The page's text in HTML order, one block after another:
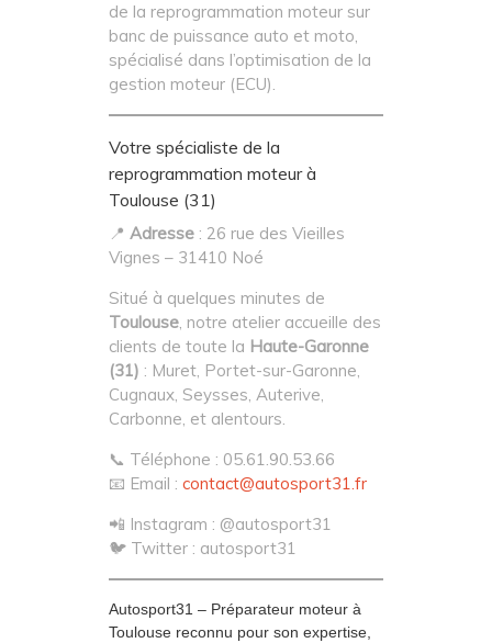
de la reprogrammation moteur sur
banc de puissance auto et moto,
spécialisé dans l’optimisation de la
gestion moteur (ECU).
Votre spécialiste de la
reprogrammation moteur à
Toulouse (31)
📍 Adresse : 26 rue des Vieilles
Vignes – 31410 Noé
Situé à quelques minutes de
Toulouse, notre atelier accueille des
clients de toute la Haute-Garonne
(31) : Muret, Portet-sur-Garonne,
Cugnaux, Seysses, Auterive,
Carbonne, et alentours.
📞 Téléphone : 05.61.90.53.66
📧 Email : contact@autosport31.fr
📲 Instagram : @autosport31
🐦 Twitter : autosport31
Autosport31 – Préparateur moteur à
Toulouse reconnu pour son expertise,